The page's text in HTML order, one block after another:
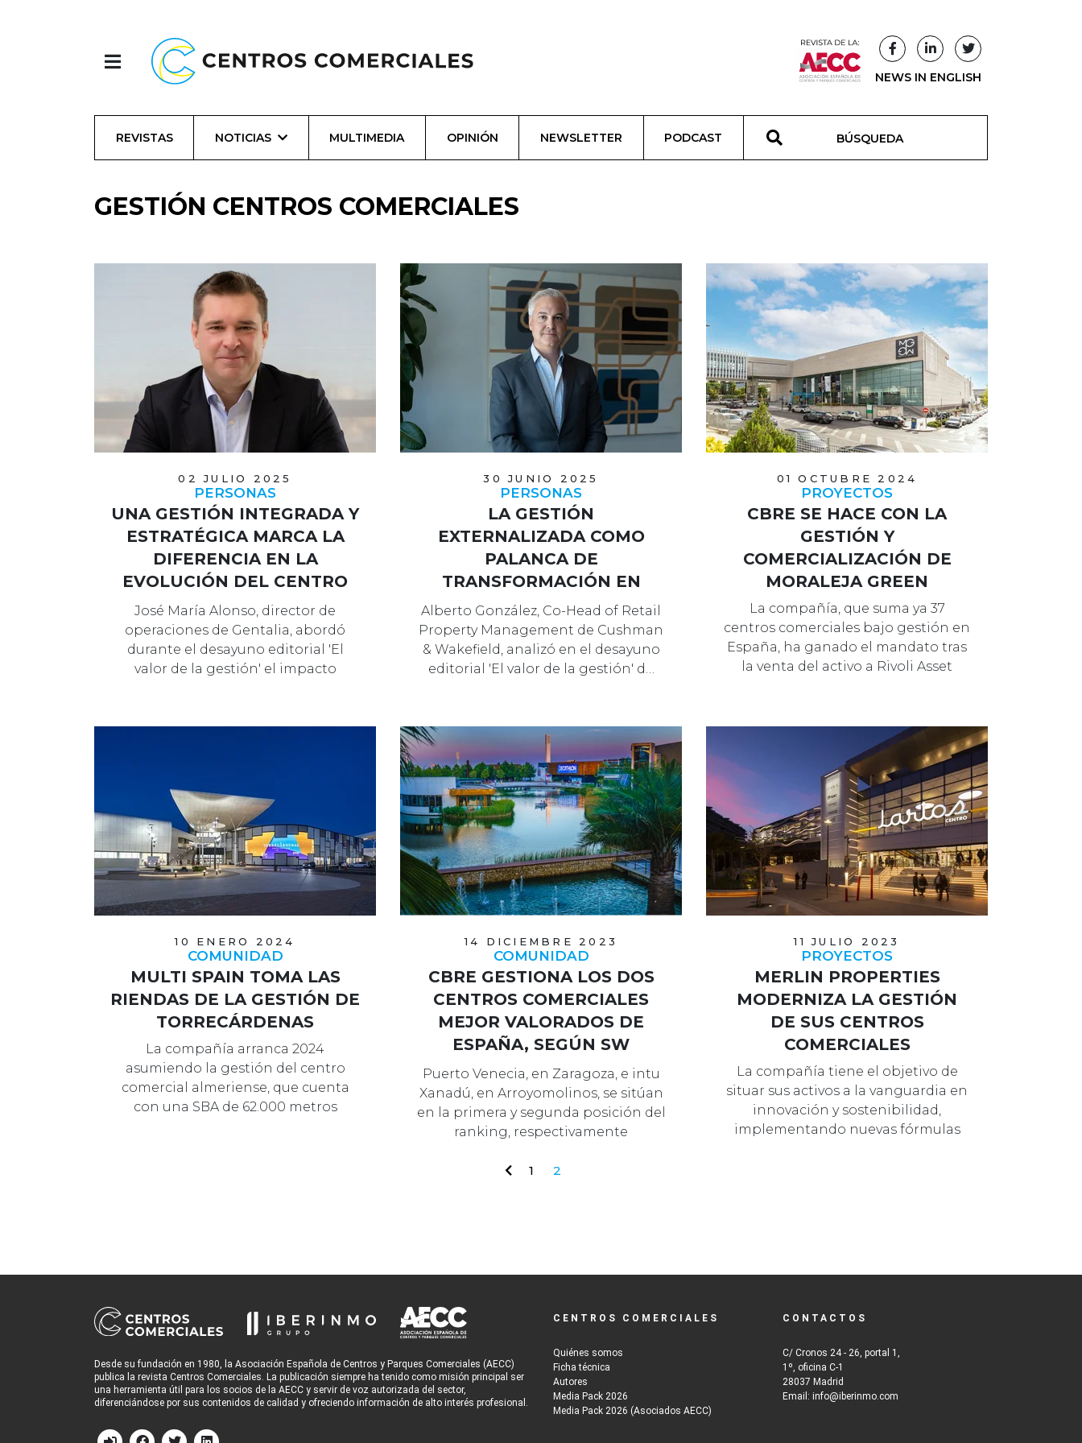
NEWS IN ENGLISH
REVISTAS NOTICIAS MULTIMEDIA OPINIÓN NEWSLETTER PODCAST
GESTIÓN CENTROS COMERCIALES
02 JULIO 2025
PERSONAS
UNA GESTIÓN INTEGRADA Y
ESTRATÉGICA MARCA LA
DIFERENCIA EN LA
EVOLUCIÓN DEL CENTRO
COMERCIAL
José María Alonso, director de
operaciones de Gentalia, abordó
durante el desayuno editorial 'El
valor de la gestión' el impacto
30 JUNIO 2025
PERSONAS
LA GESTIÓN
EXTERNALIZADA COMO
PALANCA DE
TRANSFORMACIÓN EN
CENTROS COMERCIALES
Alberto González, Co-Head of Retail
Property Management de Cushman
& Wakefield, analizó en el desayuno
editorial 'El valor de la gestión' d…
01 OCTUBRE 2024
PROYECTOS
CBRE SE HACE CON LA
GESTIÓN Y
COMERCIALIZACIÓN DE
MORALEJA GREEN
La compañía, que suma ya 37
centros comerciales bajo gestión en
España, ha ganado el mandato tras
la venta del activo a Rivoli Asset
10 ENERO 2024
COMUNIDAD
MULTI SPAIN TOMA LAS
RIENDAS DE LA GESTIÓN DE
TORRECÁRDENAS
La compañía arranca 2024
asumiendo la gestión del centro
comercial almeriense, que cuenta
con una SBA de 62.000 metros
14 DICIEMBRE 2023
COMUNIDAD
CBRE GESTIONA LOS DOS
CENTROS COMERCIALES
MEJOR VALORADOS DE
ESPAÑA, SEGÚN SW
DEMOSCOPIA
Puerto Venecia, en Zaragoza, e intu
Xanadú, en Arroyomolinos, se sitúan
en la primera y segunda posición del
ranking, respectivamente
11 JULIO 2023
PROYECTOS
MERLIN PROPERTIES
MODERNIZA LA GESTIÓN
DE SUS CENTROS
COMERCIALES
La compañía tiene el objetivo de
situar sus activos a la vanguardia en
innovación y sostenibilidad,
implementando nuevas fórmulas
1
2
Desde su fundación en 1980, la Asociación Española de Centros y Parques Comerciales (AECC)
publica la revista Centros Comerciales. La publicación siempre ha tenido como misión principal ser
una herramienta útil para los socios de la AECC y servir de voz autorizada del sector,
diferenciándose por sus contenidos de calidad y ofreciendo información de alto interés profesional.
CENTROS COMERCIALES
Quiénes somos
Ficha técnica
Autores
Media Pack 2026
Media Pack 2026 (Asociados AECC)
CONTACTOS
C/ Cronos 24 - 26, portal 1,
1º, oficina C-1
28037 Madrid
Email: info@iberinmo.com